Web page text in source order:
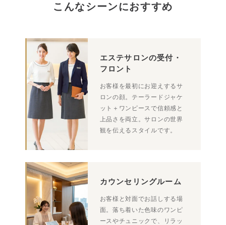
こんなシーンにおすすめ
エステサロンの受付・
フロント
お客様を最初にお迎えするサ
ロンの顔。テーラードジャケ
ット＋ワンピースで信頼感と
上品さを両立。サロンの世界
観を伝えるスタイルです。
カウンセリングルーム
お客様と対面でお話しする場
面。落ち着いた色味のワンピ
ースやチュニックで、リラッ